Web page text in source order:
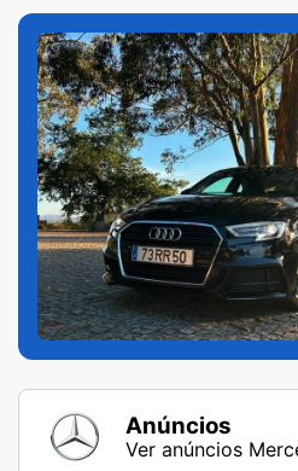
Anúncios
Ver anúncios